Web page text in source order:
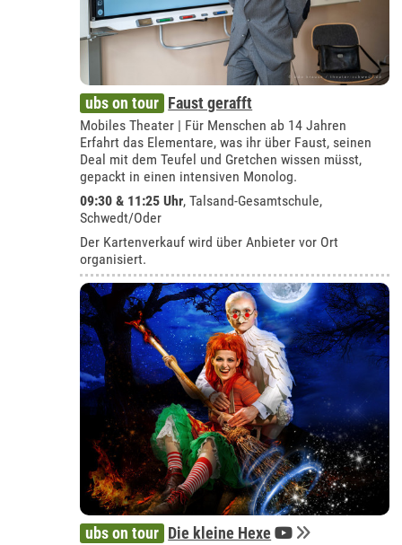
ubs on tour Faust gerafft
Mobiles Theater | Für Menschen ab 14 Jahren
Erfahrt das Elementare, was ihr über Faust, seinen
Deal mit dem Teufel und Gretchen wissen müsst,
gepackt in einen intensiven Monolog.
09:30 & 11:25 Uhr,Talsand-Gesamtschule,
Schwedt/Oder
Der Kartenverkauf wird über Anbieter vor Ort
organisiert.
ubs on tour Die kleine Hexe